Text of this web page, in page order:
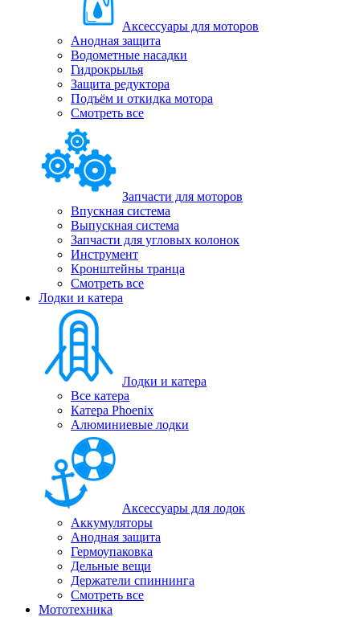
Аксессуары для моторов
Анодная защита
Водометные насадки
Гидрокрылья
Защита редуктора
Подъём и откидка мотора
Смотреть все
Запчасти для моторов
Впускная система
Выпускная система
Запчасти для угловых колонок
Инструмент
Кронштейны транца
Смотреть все
Лодки и катера
Лодки и катера
Все катера
Катера Phoenix
Алюминиевые лодки
Аксессуары для лодок
Аккумуляторы
Анодная защита
Гермоупаковка
Дельные вещи
Держатели спиннинга
Смотреть все
Мототехника